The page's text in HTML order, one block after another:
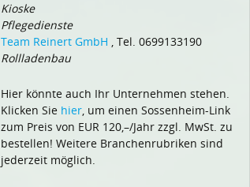
Kioske
Pflegedienste
Team Reinert GmbH , Tel. 0699133190
Rollladenbau
Hier könnte auch Ihr Unternehmen stehen.
Klicken Sie hier, um einen Sossenheim-Link
zum Preis von EUR 120,–/Jahr zzgl. MwSt. zu
bestellen! Weitere Branchenrubriken sind
jederzeit möglich.